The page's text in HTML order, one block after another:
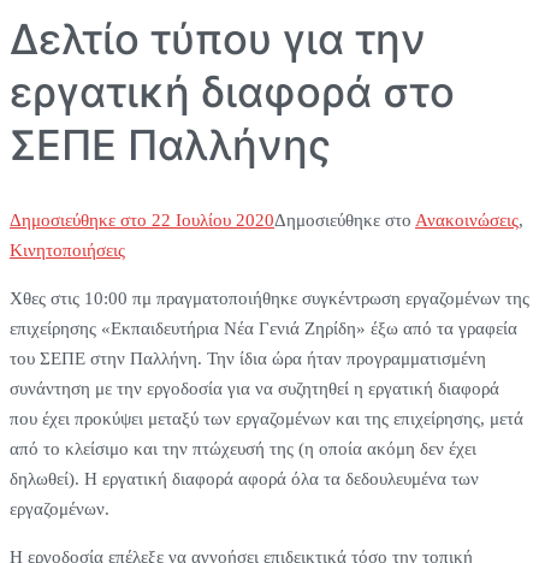
Δελτίο τύπου για την
εργατική διαφορά στο
ΣΕΠΕ Παλλήνης
Δημοσιεύθηκε στο 22 Ιουλίου 2020Δημοσιεύθηκε στο Ανακοινώσεις,
Κινητοποιήσεις
Χθες στις 10:00 πμ πραγματοποιήθηκε συγκέντρωση εργαζομένων της
επιχείρησης «Εκπαιδευτήρια Νέα Γενιά Ζηρίδη» έξω από τα γραφεία
του ΣΕΠΕ στην Παλλήνη. Την ίδια ώρα ήταν προγραμματισμένη
συνάντηση με την εργοδοσία για να συζητηθεί η εργατική διαφορά
που έχει προκύψει μεταξύ των εργαζομένων και της επιχείρησης, μετά
από το κλείσιμο και την πτώχευσή της (η οποία ακόμη δεν έχει
δηλωθεί). Η εργατική διαφορά αφορά όλα τα δεδουλευμένα των
εργαζομένων.
Η εργοδοσία επέλεξε να αγνοήσει επιδεικτικά τόσο την τοπική